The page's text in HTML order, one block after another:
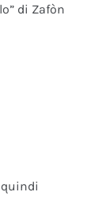
di Zafòn